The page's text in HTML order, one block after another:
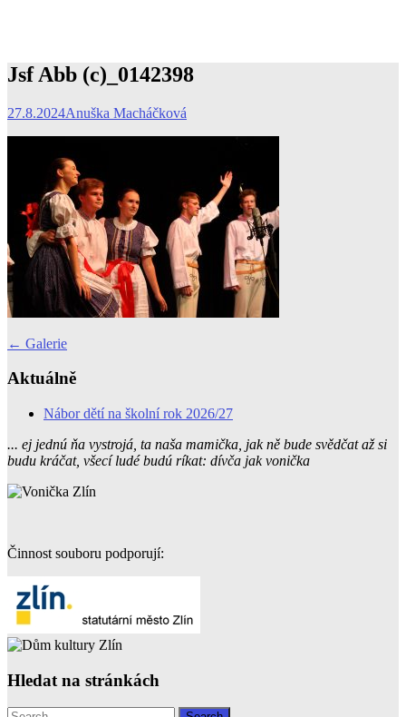
Jsf Abb (c)_0142398
27.8.2024Anuška Macháčková
Post
← Galerie
Aktuálně
Nábor dětí na školní rok 2026/27
... ej jednú ňa vystrojá, ta naša mamička, jak ně bude svědčat až si
budu kráčat, všecí ludé budú ríkat: dívča jak vonička
Činnost souboru podporují:
Hledat na stránkách